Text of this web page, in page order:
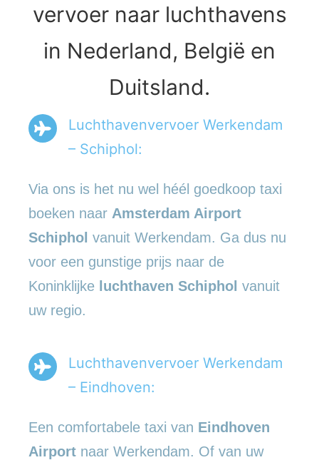
vervoer naar luchthavens
in Nederland, België en
Duitsland.
Luchthavenvervoer Werkendam
– Schiphol:
Via ons is het nu wel héél goedkoop taxi
boeken naar Amsterdam Airport
Schiphol vanuit Werkendam. Ga dus nu
voor een gunstige prijs naar de
Koninklijke luchthaven Schiphol vanuit
uw regio.
Luchthavenvervoer Werkendam
– Eindhoven:
Een comfortabele taxi van Eindhoven
Airport naar Werkendam. Of van uw